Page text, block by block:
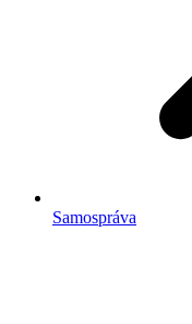
Samospráva